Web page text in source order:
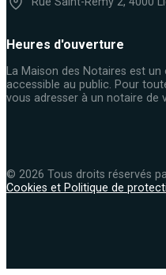
Heures d'ouverture
La Maison des Notaires est
accessible au public. Pour
vous adresser à un notaire de
© 2026 Tous droits réservés
Cookies et Politique de